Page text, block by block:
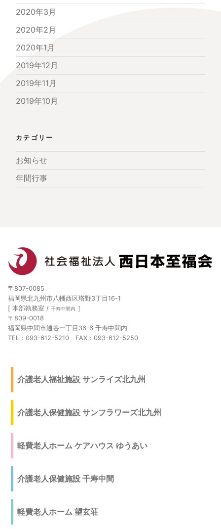
2020年3月
2020年2月
2020年1月
2019年12月
2019年11月
2019年10月
カテゴリー
お知らせ
年間行事
〒807-0085
福岡県北九州市八幡西区塔野3丁目16-1
[ 本部執務室 / 千寿中間内 ］
〒809-0018
福岡県中間市通谷一丁目36-6 千寿中間内
TEL：093-612-5210 FAX：093-612-5250
介護老人福祉施設 サンライズ北九州
介護老人保健施設 サンフラワーズ北九州
軽費老人ホーム ケアハウス ゆうあい
介護老人保健施設 千寿中間
軽費老人ホーム 望玄荘